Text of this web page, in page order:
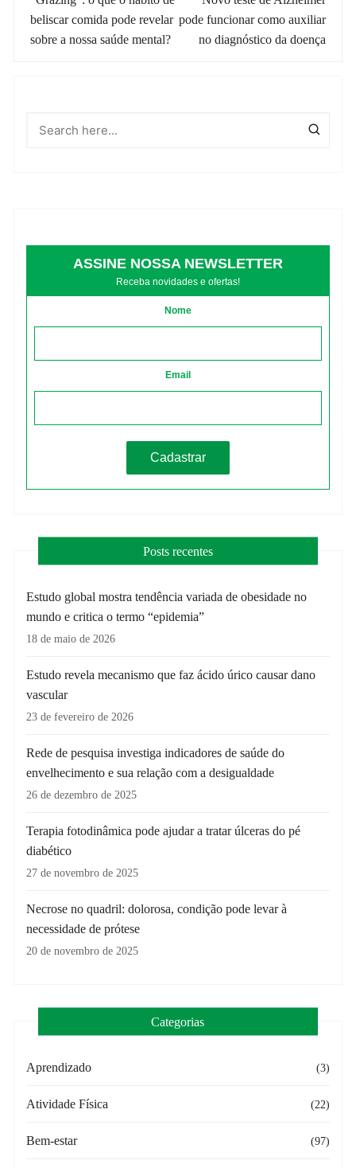
de
post
beliscar comida pode revelar
sobre a nossa saúde mental?
pode funcionar como auxiliar
no diagnóstico da doença
ASSINE NOSSA NEWSLETTER
Receba novidades e ofertas!
Nome
Email
Posts recentes
Estudo global mostra tendência variada de obesidade no
mundo e critica o termo “epidemia”
18 de maio de 2026
Estudo revela mecanismo que faz ácido úrico causar dano
vascular
23 de fevereiro de 2026
Rede de pesquisa investiga indicadores de saúde do
envelhecimento e sua relação com a desigualdade
26 de dezembro de 2025
Terapia fotodinâmica pode ajudar a tratar úlceras do pé
diabético
27 de novembro de 2025
Necrose no quadril: dolorosa, condição pode levar à
necessidade de prótese
20 de novembro de 2025
Categorias
Aprendizado (3)
Atividade Física (22)
Bem-estar (97)